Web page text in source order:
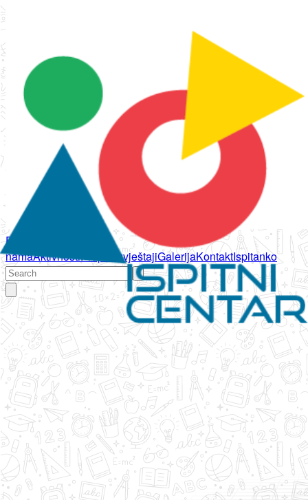
Početna
namaAktivnostiPropisi IzvještajiGalerijaKontaktIspitanko